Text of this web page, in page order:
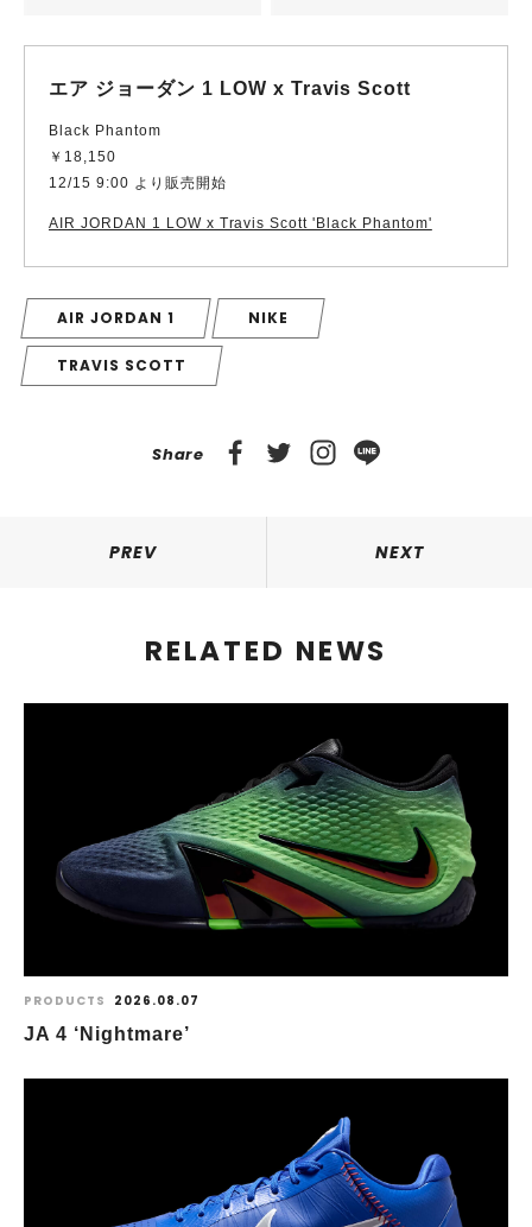
エア ジョーダン 1 LOW x Travis Scott
Black Phantom
￥18,150
12/15 9:00 より販売開始
AIR JORDAN 1 LOW x Travis Scott 'Black Phantom'
AIR JORDAN 1 NIKE
TRAVIS SCOTT
Share
PREV NEXT
RELATED NEWS
PRODUCTS 2026.08.07
JA 4 ‘Nightmare’